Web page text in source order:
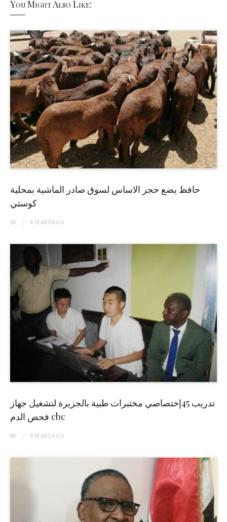
You Might Also Like:
حافظ يضع حجر الاساس لسوق صادر الماشية بمحلية
كوستي
BY 4 YEARSAGO
تدريب 45إختصاصي مختبرات طبية بالجزيرة لتشغيل جهاز
فحص الدم cbc
BY 4 YEARSAGO